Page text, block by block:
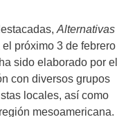
Alternativas
próximo 3 de febrero
sido elaborado por el
con diversos grupos
locales, así como
mesoamericana.